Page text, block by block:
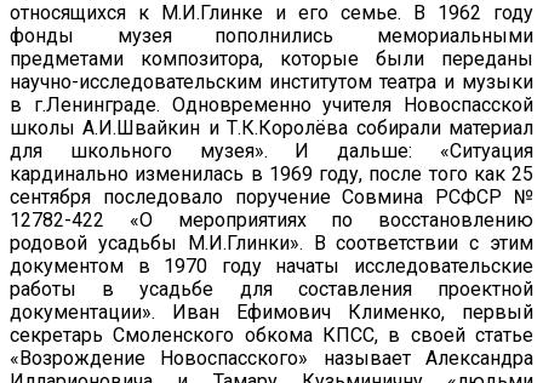
относящихся к М.И.Глинке и его семье. В 1962 году
фонды музея пополнились мемориальными
предметами композитора, которые были переданы
научно-исследовательским институтом театра и музыки
в г.Ленинграде. Одновременно учителя Новоспасской
школы А.И.Швайкин и Т.К.Королёва собирали материал
для школьного музея». И дальше: «Ситуация
кардинально изменилась в 1969 году, после того как 25
сентября последовало поручение Совмина РСФСР №
12782-422 «О мероприятиях по восстановлению
родовой усадьбы М.И.Глинки». В соответствии с этим
документом в 1970 году начаты исследовательские
работы в усадьбе для составления проектной
документации». Иван Ефимович Клименко, первый
секретарь Смоленского обкома КПСС, в своей статье
«Возрождение Новоспасского» называет Александра